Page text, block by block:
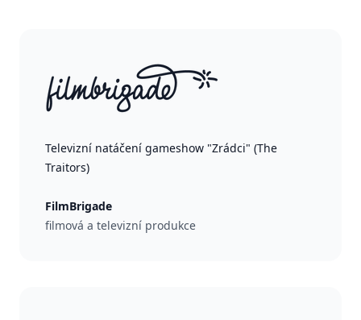
Televizní natáčení gameshow "Zrádci" (The
Traitors)
FilmBrigade
filmová a televizní produkce